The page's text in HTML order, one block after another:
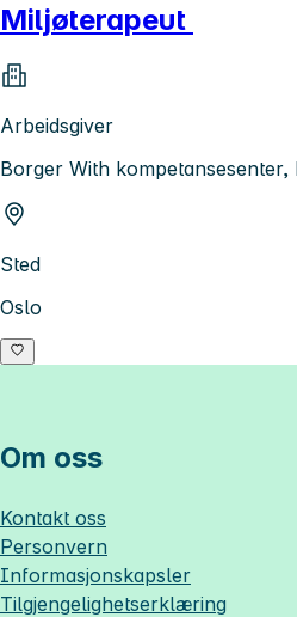
Miljøterapeut
Arbeidsgiver
Borger With
Sted
Oslo
Om oss
Kontakt oss
Personvern
Informasjonskapsler
Tilgjengelighetserklæring